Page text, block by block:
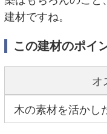
建材ですね。
この建材のポイ
オ
木の素材を活かし